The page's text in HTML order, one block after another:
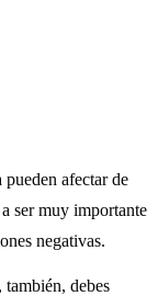
afectar de
ser muy importante
negativas.
también, debes